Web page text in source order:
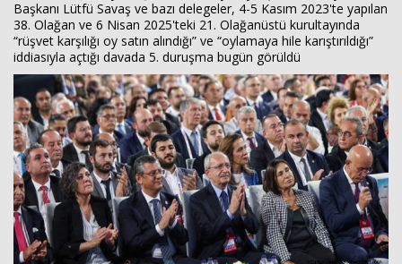
escort
beylikdüzü
escort
beylikdüzü
escort
beylikdüzü
escort
Başkanı Lütfü Savaş ve bazı delegeler, 4-5 Kasım 2023'te yapılan
38. Olağan ve 6 Nisan 2025'teki 21. Olağanüstü kurultayında
“rüşvet karşılığı oy satın alındığı” ve “oylamaya hile karıştırıldığı”
iddiasıyla açtığı davada 5. duruşma bugün görüldü
FOTO GALERİ
VİDEO GALERİ
KÜNYE
İLETİŞİM